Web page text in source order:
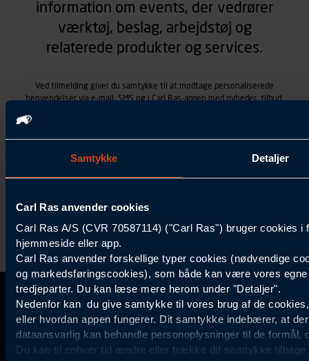
Samtykke Detaljer
Carl Ras anvender cookies
Carl Ras A/S (CVR 70587114) ("Carl Ras") bruger cookies
hjemmeside eller app.
Carl Ras anvender forskellige typer cookies (nødvendige
og markedsføringscookies), som både kan være vores
tredjeparter. Du kan læse mere herom under "Detaljer".
Nedenfor kan du give samtykke til vores brug af de
eller hvordan appen fungerer. Dit samtykke indebærer, at
dataansvarlig kan behandle personoplysninger til de formål,
Du kan til enhver tid ændre eller trække dit samtykke
information om events, der vedrører
værktøj, beslag, arbejdstøj og
relaterede produkter og services.
Ved tilmelding giver du samtykke til at modtage personaliserede
henvendelser via e-mail, SMS og i Carl Ras-appen med nyheder, tilbud,
Samtykket betyder også, at Carl Ras A/S som dataansvarlig kan
vorespersondatapolitik
44 85 55
11
Information
Carl Ras Gruppen
Om os
Job og karriere
Kundefordele
Services
Digitale løsninger
Inspiration
Specialisten
Produktløsninger
Certificeret byggeri